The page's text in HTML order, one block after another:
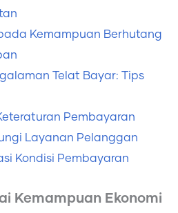
Kemampuan Berhutang
Telat Bayar: Tips
Pembayaran
Layanan Pelanggan
Kondisi Pembayaran
Kemampuan Ekonomi